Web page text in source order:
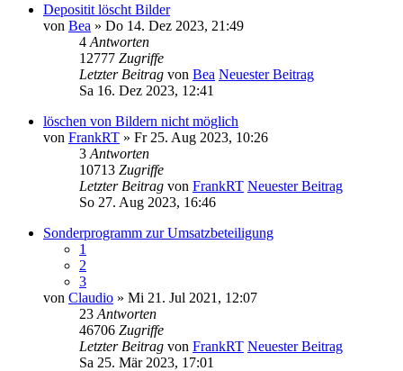
Depositit löscht Bilder
von Bea » Do 14. Dez 2023, 21:49
4 Antworten
12777 Zugriffe
Letzter Beitrag von Bea Neuester Beitrag
Sa 16. Dez 2023, 12:41
löschen von Bildern nicht möglich
von FrankRT » Fr 25. Aug 2023, 10:26
3 Antworten
10713 Zugriffe
Letzter Beitrag von FrankRT Neuester Beitrag
So 27. Aug 2023, 16:46
Sonderprogramm zur Umsatzbeteiligung
1
2
3
von Claudio » Mi 21. Jul 2021, 12:07
23 Antworten
46706 Zugriffe
Letzter Beitrag von FrankRT Neuester Beitrag
Sa 25. Mär 2023, 17:01